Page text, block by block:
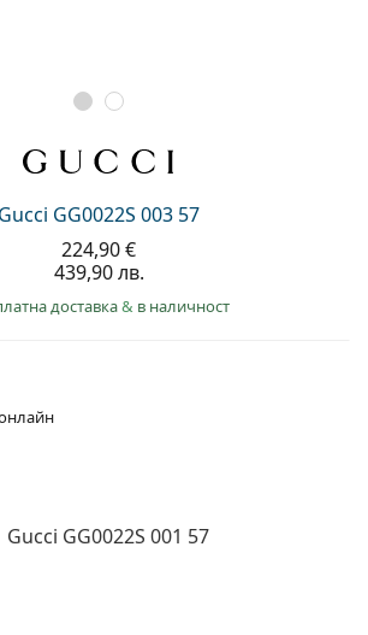
Gucci GG0022S 003 57
224,90 €
439,90 лв.
доставка& в наличност